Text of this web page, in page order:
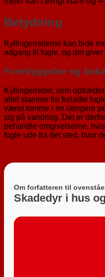
Betydning
Kyllingemiderne kan bide
adgang til fugle, og det
Forebyggelse og
Kyllingemider, som
altid stamme fra forladte
været tomme i en længere
sig på vandring. Det er
behandle omgivelserne,
fugle ude fra det sted, hvor
Om forfatteren til
Skadedyr i hus